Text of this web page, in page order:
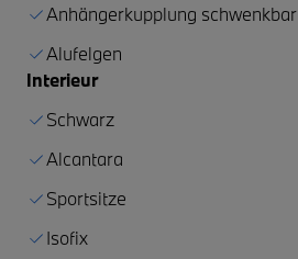
Anhängerkupplung schwenkbar
Alufelgen
Interieur
Schwarz
Alcantara
Sportsitze
Isofix